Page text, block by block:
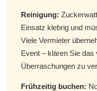
Reinigung:
Einsatz klebrig und
Viele Vermieter
Event – klären Sie
Überraschungen zu
Frühzeitig buchen: